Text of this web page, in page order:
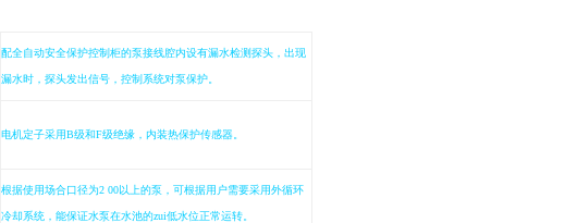
配全自动安全保护控制柜的泵接线腔内设有漏水检测探头，出现
漏水时，探头发出信号，控制系统对泵保护。
电机定子采用B级和F级绝缘，内装热保护传感器。
根据使用场合口径为2 00以上的泵，可根据用户需要采用外循环
冷却系统，能保证水泵在水池的zui低水位正常运转。